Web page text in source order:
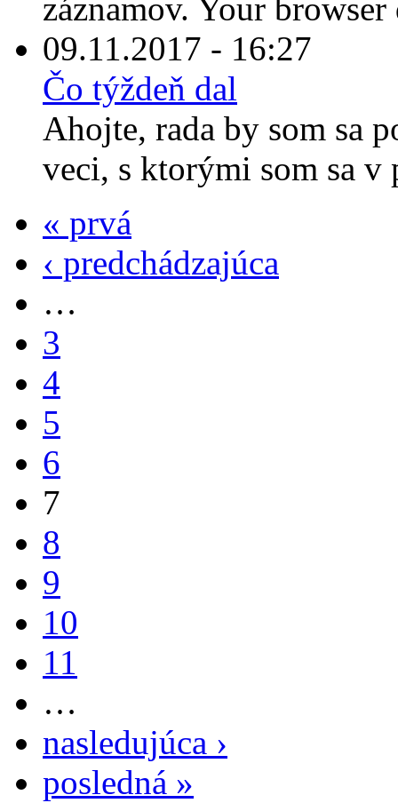
záznamov. Your
09.11.2017 - 16:27
Čo týždeň dal
Ahojte, rada by som sa
veci, s ktorými som sa v
« prvá
‹ predchádzajúca
…
3
4
5
6
7
8
9
10
11
…
nasledujúca ›
posledná »